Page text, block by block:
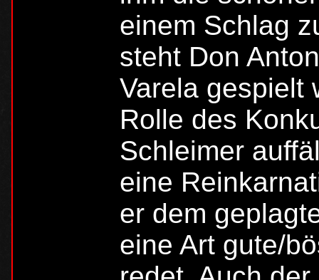
einem Schlag
steht Don
Varela gespielt
Rolle des
Schleimer
eine
er dem
eine Art gute/